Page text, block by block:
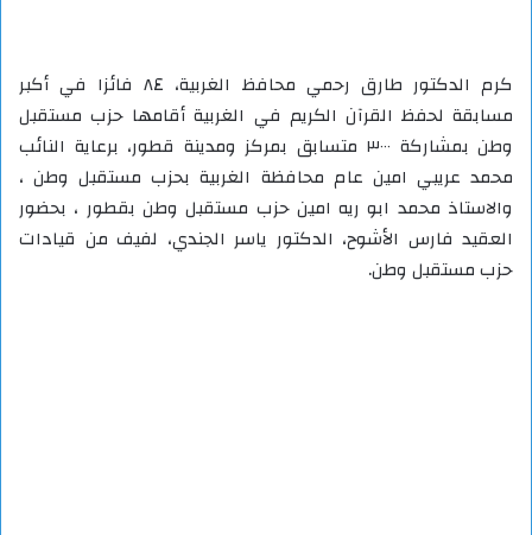
كرم الدكتور طارق رحمي محافظ الغربية، ٨٤ فائزا في أكبر
مسابقة لحفظ القرآن الكريم في الغربية أقامها حزب مستقبل
وطن بمشاركة ٣٠٠٠ متسابق بمركز ومدينة قطور، برعاية النائب
محمد عريبي امين عام محافظة الغربية بحزب مستقبل وطن ،
والاستاذ محمد ابو ريه امين حزب مستقبل وطن بقطور ، بحضور
العقيد فارس الأشوح، الدكتور ياسر الجندي، لفيف من قيادات
حزب مستقبل وطن.